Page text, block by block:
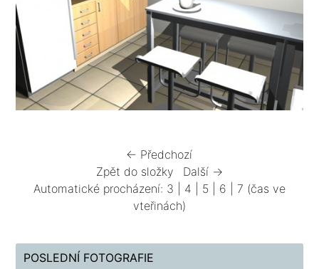
← Předchozí
Zpět do složky
Další →
Automatické procházení: 3 4 5 6 7 (čas ve
vteřinách)
POSLEDNÍ FOTOGRAFIE